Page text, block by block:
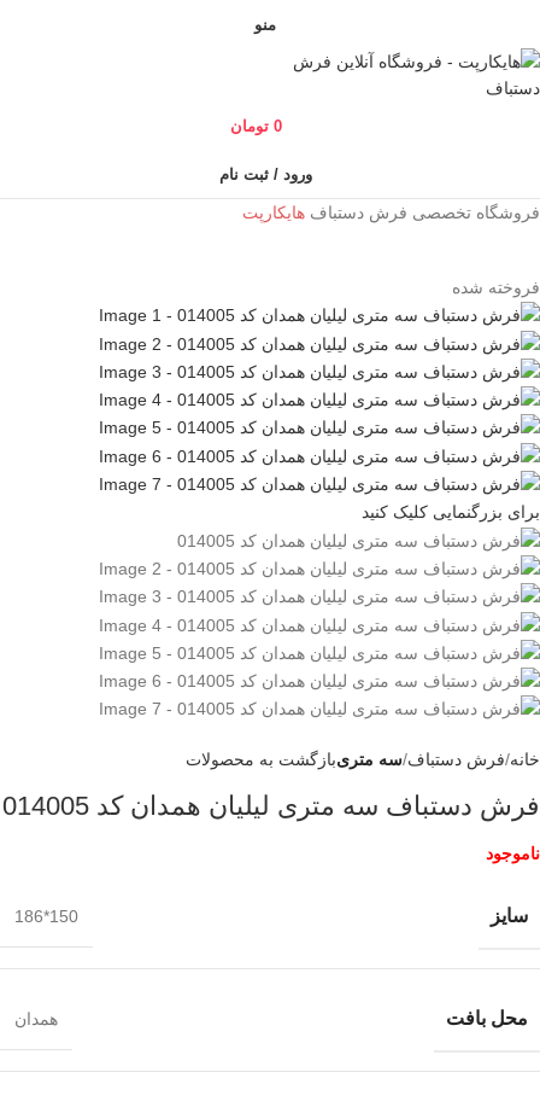
منو
0 تومان
ورود / ثبت نام
فروشگاه تخصصی فرش دستباف هایکارپت
فروخته شده
برای بزرگنمایی کلیک کنید
خانه فرش دستباف سه متریبازگشت به محصولات
فرش دستباف سه متری لیلیان همدان کد 014005
ناموجود
سایز 150*186
محل بافت همدان